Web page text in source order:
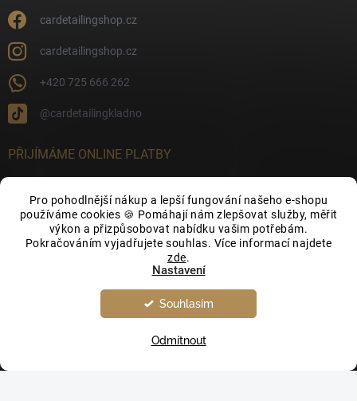
Pro pohodlnější nákup a lepší fungování našeho e-shopu
používáme cookies 🍪 Pomáhají nám zlepšovat služby, měřit
výkon a přizpůsobovat nabídku vašim potřebám.
Pokračováním vyjadřujete souhlas. Více informací najdete
zde.
Nastavení
Odmítnout
Souhlasím
cardetailingshop.cz
cardetailingshop.cz
+420 725 666 262
@cardetailingkladno
PŘIJÍMÁME ONLINE PLATBY
FACEBOOK
CarDetailingShop.cz. Všechna práva vyhrazena.